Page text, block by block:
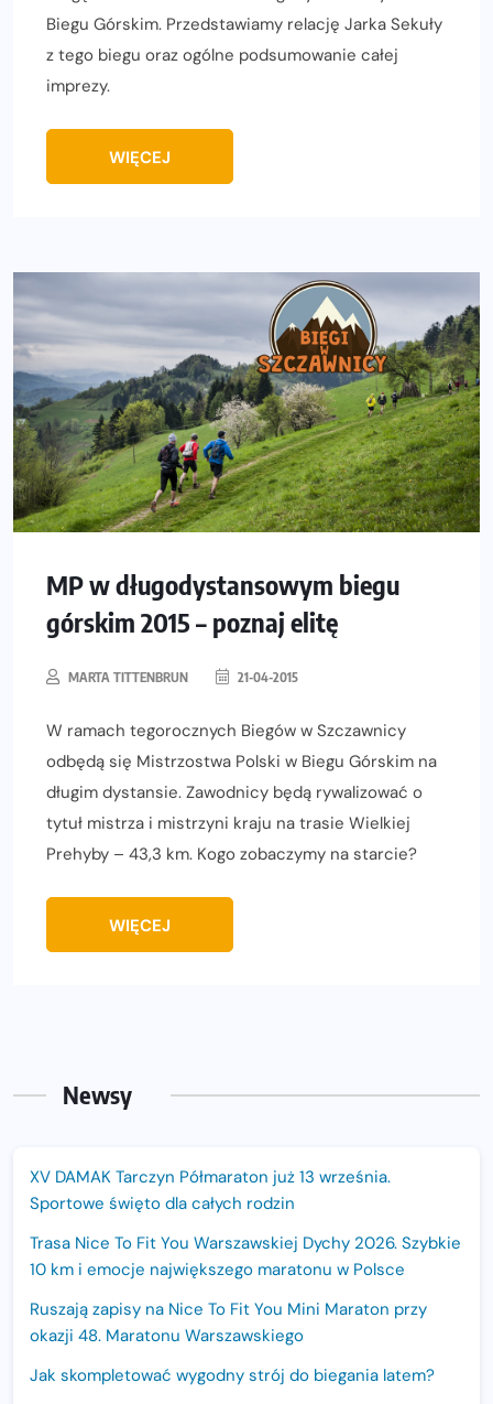
Biegu Górskim. Przedstawiamy relację Jarka Sekuły
z tego biegu oraz ogólne podsumowanie całej
imprezy.
WIĘCEJ
MP w długodystansowym biegu
górskim 2015 – poznaj elitę
MARTA TITTENBRUN 21-04-2015
W ramach tegorocznych Biegów w Szczawnicy
odbędą się Mistrzostwa Polski w Biegu Górskim na
długim dystansie. Zawodnicy będą rywalizować o
tytuł mistrza i mistrzyni kraju na trasie Wielkiej
Prehyby – 43,3 km. Kogo zobaczymy na starcie?
WIĘCEJ
Newsy
XV DAMAK Tarczyn Półmaraton już 13 września.
Sportowe święto dla całych rodzin
Trasa Nice To Fit You Warszawskiej Dychy 2026. Szybkie
10 km i emocje największego maratonu w Polsce
Ruszają zapisy na Nice To Fit You Mini Maraton przy
okazji 48. Maratonu Warszawskiego
Jak skompletować wygodny strój do biegania latem?